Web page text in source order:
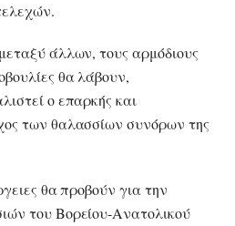
άλλων, τους αρμόδιους
θα λάβουν,
ο επαρκής και
των θαλασσίων συνόρων της
θα προβούν για την
του Βορείου-Ανατολικού